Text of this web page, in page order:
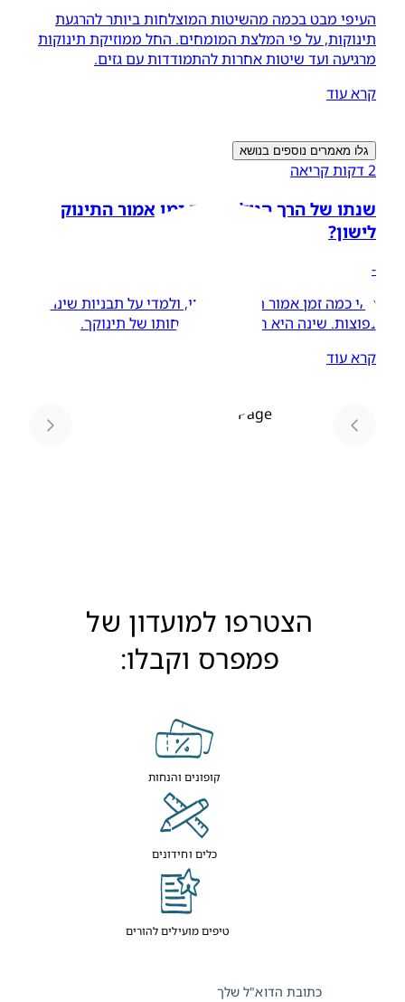
העיפי מבט בכמה מהשיטות המוצלחות ביותר להרגעת
תינוקות, על פי המלצת המומחים. החל ממוזיקת תינוקות
מרגיעה ועד שיטות אחרות להתמודדות עם גזים.
קרא עוד
גלו מאמרים נוספים בנושא
2 דקות קריאה
שנתו של הרך הנולד: כמה זמן אמור התינוק
לישון?
-
ראי כמה זמן אמור תינוקך לישון, ולמדי על תבניות שינה
נפוצות. שינה היא חיונית להתפתחותו של תינוקך.
קרא עוד
Page
הצטרפו למועדון של
פמפרס וקבלו:
קופונים והנחות
כלים וחידונים
טיפים מועילים להורים
כתובת הדוא"ל שלך